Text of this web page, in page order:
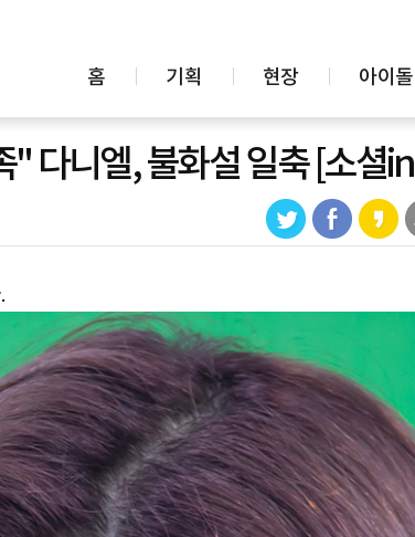
홈 기획 현장 아이돌
다니엘, 불화설 일축 [소셜in]